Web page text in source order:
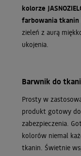
kolorze
farbowania
zieleń z aurą
ukojenia.
Barwnik do
Prosty w
produkt gotowy
zabezpieczenia.
kolorów niemal
tkanin. Świetnie